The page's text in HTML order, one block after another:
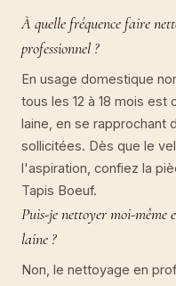
À quelle fréquence faire
professionnel ?
En usage domestique
tous les 12 à 18 mois est
laine, en se rapprochant
sollicitées. Dès que le
l'aspiration, confiez la
Tapis Boeuf.
Puis-je nettoyer moi-même
laine ?
Non, le nettoyage en